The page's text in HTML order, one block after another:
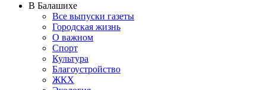
В Балашихе
Все выпуски газеты
Городская жизнь
О важном
Спорт
Культура
Благоустройство
ЖКХ